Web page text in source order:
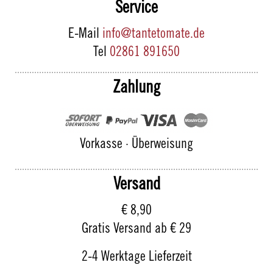
Service
E-Mail info@tantetomate.de
Tel 02861 891650
Zahlung
Vorkasse · Überweisung
Versand
€ 8,90
Gratis Versand ab € 29
2-4 Werktage Lieferzeit